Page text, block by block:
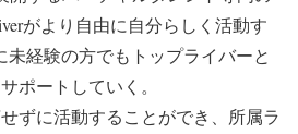
がより自由に自分らしく活動す
未経験の方でもトップライバーと
ポートしていく。
ずに活動することができ、所属ラ